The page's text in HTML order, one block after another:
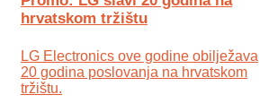
hrvatskom tržištu
LG Electronics ove godine obilježava
20 godina poslovanja na hrvatskom
tržištu.